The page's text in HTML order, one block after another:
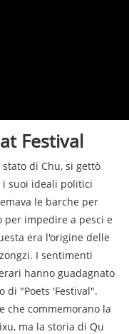
Festival
stato di Chu, si gettò
suoi ideali politici
le barche per
impedire a pesci e
era l'origine delle
I sentimenti
hanno guadagnato
di "Poets 'Festival".
che commemorano la
ma la storia di Qu